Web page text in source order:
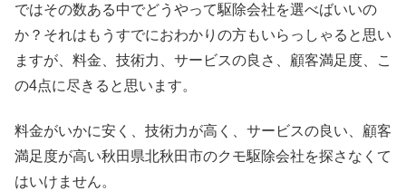
ではその数ある中でどうやって駆除会社を選べばいいの
か？それはもうすでにおわかりの方もいらっしゃると思い
ますが、料金、技術力、サービスの良さ、顧客満足度、こ
の4点に尽きると思います。
料金がいかに安く、技術力が高く、サービスの良い、顧客
満足度が高い秋田県北秋田市のクモ駆除会社を探さなくて
はいけません。